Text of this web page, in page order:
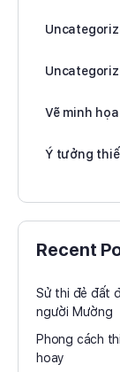
Vẽ minh họa
Ý tưởng
Recent
Sử thi đẻ đất
người Mường
Phong cách
hoay